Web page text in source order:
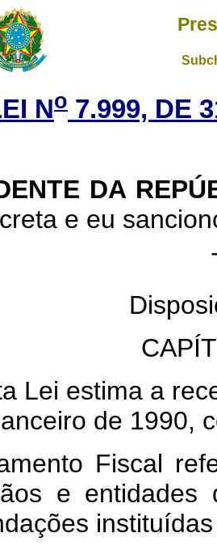
No 7.999, DE
DA
e eu
Lei estima a
de 1990,
Fiscal
e entidades